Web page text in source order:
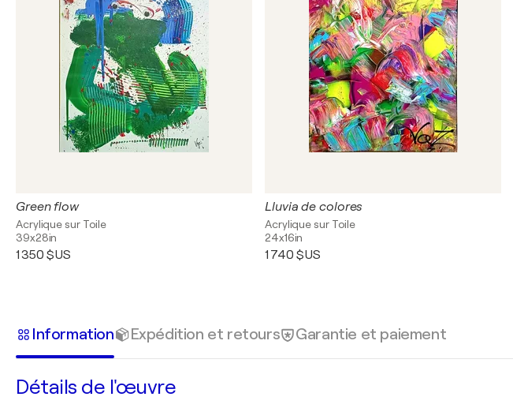
Green flow
Acrylique sur Toile
39x28in
1 350 $US
Lluvia de colores
Acrylique sur Toile
24x16in
1 740 $US
Information Expédition et retours Garantie et paiement
Détails de l'œuvre